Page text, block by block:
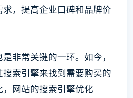
，提高企业口碑和品牌价
非常关键的一环。如今，
索引擎来找到需要购买的
网站的搜索引擎优化